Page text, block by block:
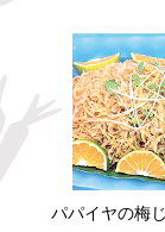
パパイヤの梅